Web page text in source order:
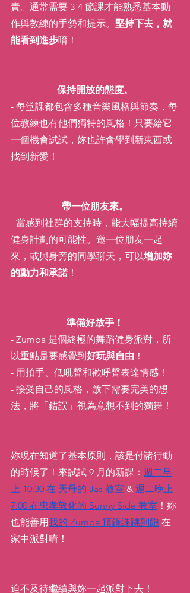
責。通常需要 3-4 節課才能熟悉基本動
作與教練的手勢和提示。 堅持下去，就
能看到進步唷！
保持開放的態度。
- 每堂課都包含多種音樂風格與節奏，每
位教練也有他們獨特的風格！只要給它
一個機會試試，妳也許會學到新東西或
找到新愛！
帶一位朋友來。
- 當感到社群的支持時，能大幅提高持續
健身計劃的可能性。邀一位朋友一起
來，或與身旁的同學聊天，可以增加妳
的動力和承諾 ！
準備好放手！
- Zumba 是個終極的舞蹈健身派對，所
以重點是要感覺到好玩與自由 ！
- 用拍手、低吼聲和歡呼聲表達情感！
- 接受自己的風格，放下需要完美的想
法，將「錯誤」視為意想不到的獨舞！
妳現在知道了基本原則，該是付諸行動
的時候了！來試試 9 月的新課： 週二早
上 10:30 在 天母的 Jas 教室 & 週二晚上
7:00 在忠孝敦化的 Sunny Side 教室 ！妳
也能善用我的 Zumba 預錄課跳到飽 在
家中派對唷！
迫不及待繼續與妳一起派對下去！